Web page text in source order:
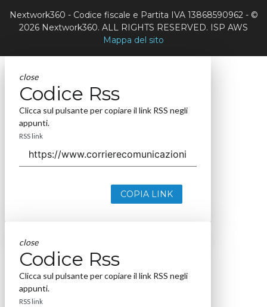
Nextwork360 - Codice fiscale e Partita IVA 13868590962 - ©
2026 Nextwork360. ALL RIGHTS RESERVED. ISP AWS
Mappa del sito
close
Codice Rss
Clicca sul pulsante per copiare il link RSS negli
appunti.
RSS link
COPIA LINK
close
Codice Rss
Clicca sul pulsante per copiare il link RSS negli
appunti.
RSS link